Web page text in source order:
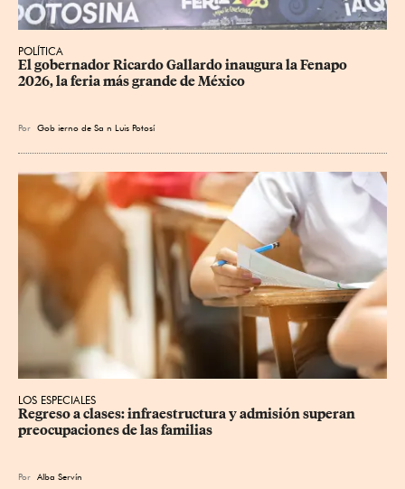
POLÍTICA
​El gobernador Ricardo Gallardo inaugura la Fenapo
2026, la feria más grande de México
Por Gob ierno de Sa n Luis Potosí
LOS ESPECIALES
Regreso a clases: infraestructura y admisión superan
preocupaciones de las familias
Por Alba Servín